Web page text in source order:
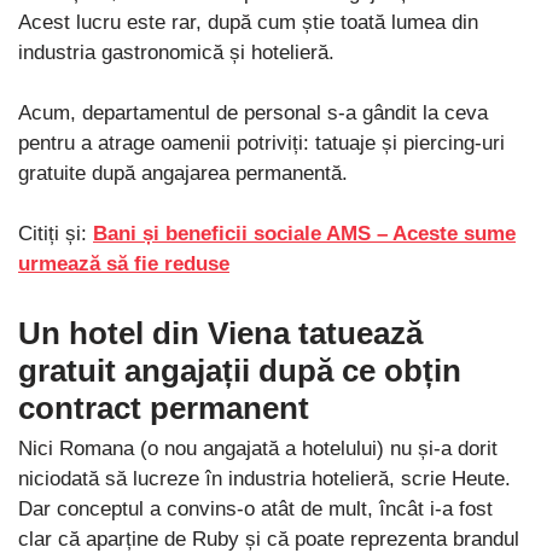
Acest lucru este rar, după cum știe toată lumea din
industria gastronomică și hotelieră.
Acum, departamentul de personal s-a gândit la ceva
pentru a atrage oamenii potriviți: tatuaje și piercing-uri
gratuite după angajarea permanentă.
Citiți și: Bani și beneficii sociale AMS – Aceste sume
urmează să fie reduse
Un hotel din Viena tatuează
gratuit angajații după ce obțin
contract permanent
Nici Romana (o nou angajată a hotelului) nu și-a dorit
niciodată să lucreze în industria hotelieră, scrie Heute.
Dar conceptul a convins-o atât de mult, încât i-a fost
clar că aparține de Ruby și că poate reprezenta brandul